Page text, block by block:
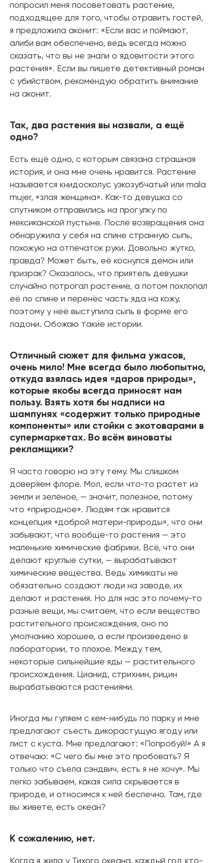
попросил меня посоветовать растение,
подходящее для того, чтобы отравить гостей,
я предложила аконит: «Если вас и поймают,
алиби вам обеспечено, ведь всегда можно
сказать, что вы не знали о ядовитости этого
растения». Если вы пишете детективный роман
с убийством, рекомендую обратить внимание
на аконит.
Так, два растения вы назвали, а ещё
одно?
Есть ещё одно, с которым связана страшная
история, и она мне очень нравится. Растение
называется книдосколус узкозубчатый или mala
mujer, «злая женщина». Как-то девушка со
спутником отправились на прогулку по
мексиканской пустыне. После возвращения она
обнаружила у себя на спине странную сыпь,
похожую на отпечаток руки. Довольно жутко,
правда? Может быть, её коснулся демон или
призрак? Оказалось, что приятель девушки
случайно потрогал растение, а потом похлопал
её по спине и перенёс часть яда на кожу,
поэтому у неё выступила сыпь в форме его
ладони. Обожаю такие истории.
Отличный сюжет для фильма ужасов,
очень мило! Мне всегда было любопытно,
откуда взялась идея «даров природы»,
которые якобы всегда приносят нам
пользу. Взять хотя бы надписи на
шампунях «содержит только природные
компоненты» или стойки с экотоварами в
супермаркетах. Во всём виноваты
рекламщики?
Я часто говорю на эту тему. Мы слишком
доверяем флоре. Мол, если что-то растет из
земли и зелёное, — значит, полезное, потому
что «природное». Людям так нравится
концепция «доброй матери-природы», что они
забывают, что вообще-то растения — это
маленькие химические фабрики. Всё, что они
делают круглые сутки, — вырабатывают
химические вещества. Ведь химикаты не
обязательно создают люди на заводе, их
делают и растения. Но для нас это почему-то
разные вещи, мы считаем, что если вещество
растительного происхождения, оно по
умолчанию хорошее, а если произведено в
лаборатории, то плохое. Между тем,
некоторые сильнейшие яды — растительного
происхождения. Цианид, стрихнин, рицин
вырабатываются растениями.
Иногда мы гуляем с кем-нибудь по парку и мне
предлагают съесть дикорастущую ягоду или
лист с куста. Мне предлагают: «Попробуй!» А я
отвечаю: «С чего бы мне это пробовать? Я
только что съела сэндвич, есть я не хочу». Мы
легко забываем, какая сила скрывается в
природе, и относимся к ней беспечно. Там, где
вы живете, есть океан?
К сожалению, нет.
Когда я жила у Тихого океана, каждый год кто-